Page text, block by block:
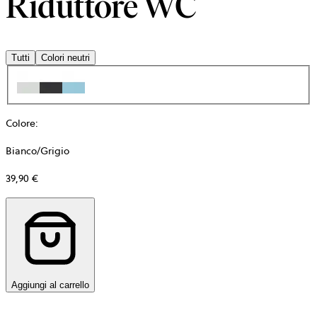
Tutti Colori neutri
Colore:
Bianco/Grigio
39,90 €
Aggiungi al carrello